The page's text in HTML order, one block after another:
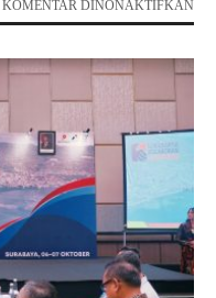
KOMENTAR DINONAKTIFKAN
JOB